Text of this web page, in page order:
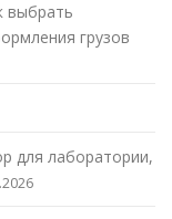
выбрать
грузов
для лаборатории,